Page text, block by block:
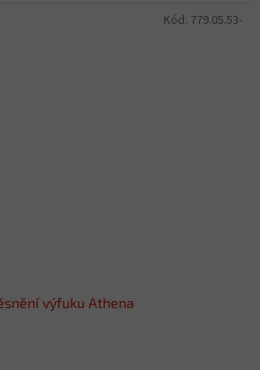
výfuku Athena
Kód: 779.05.53-